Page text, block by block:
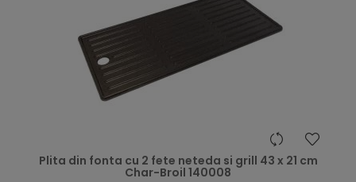
Plita din fonta cu 2 fete neteda si grill 43 x 21 cm
Char-Broil 140008